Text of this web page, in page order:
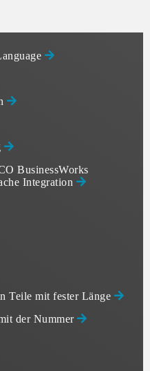
BusinessWorks
Integration
Teile mit fester Länge
der Nummer